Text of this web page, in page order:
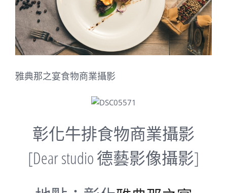
雅典那之宴食物商業攝影
彰化牛排食物商業攝影
[Dear studio 德藝影像攝影]